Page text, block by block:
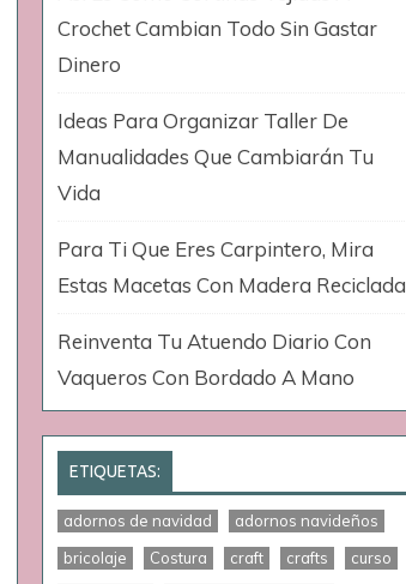
Crochet Cambian Todo Sin Gastar
Dinero
Ideas Para Organizar Taller De
Manualidades Que Cambiarán Tu
Vida
Para Ti Que Eres Carpintero, Mira
Estas Macetas Con Madera Reciclada
Reinventa Tu Atuendo Diario Con
Vaqueros Con Bordado A Mano
ETIQUETAS:
adornos de navidad
adornos navideños
bricolaje
Costura craft crafts
curso